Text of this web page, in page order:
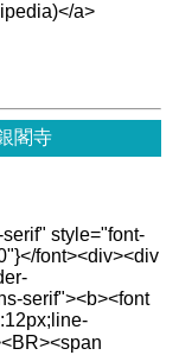
a>
閣寺
style="font-
font><div><div
serif"><b><font